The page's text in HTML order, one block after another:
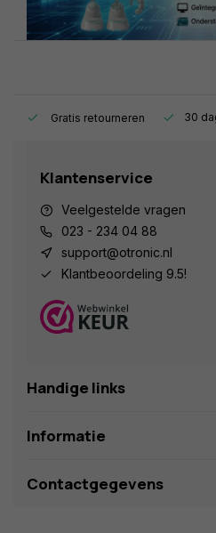
Gratis retourneren 30
Klantenservice
Veelgestelde vragen
023 - 234 04 88
support@otronic.nl
Klantbeoordeling 9.5!
Handige links
Informatie
Contactgegevens